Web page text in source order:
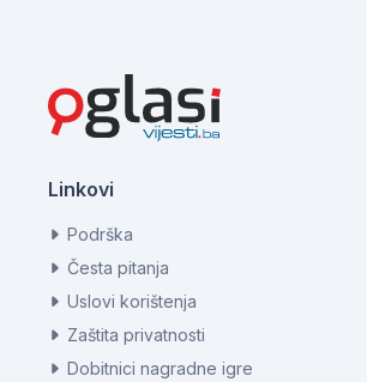
Linkovi
Podrška
Česta pitanja
Uslovi korištenja
Zaštita privatnosti
Dobitnici nagradne igre